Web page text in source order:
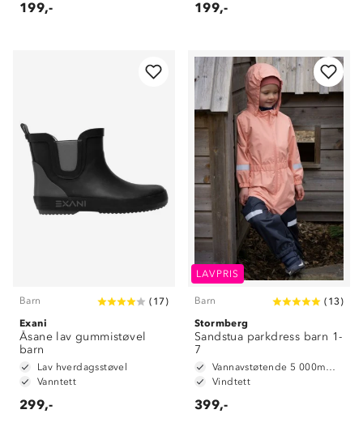
199,- 199,-
Barn ( 17)
Exani
Åsane lav gummistøvel
barn
Lav hverdagsstøvel
Vanntett
299,-
LAVPRIS
Barn ( 13)
Stormberg
Sandstua parkdress barn 1-
7
Vannavstøtende 5 000mm vannsøyle
Vindtett
399,-